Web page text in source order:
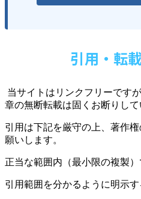
引用・転
当サイトはリンクフリーです
章の無断転載は固くお断りして
引用は下記を厳守の上、著作
願いします。
正当な範囲内（最小限の複製）
引用範囲を分かるように明示す